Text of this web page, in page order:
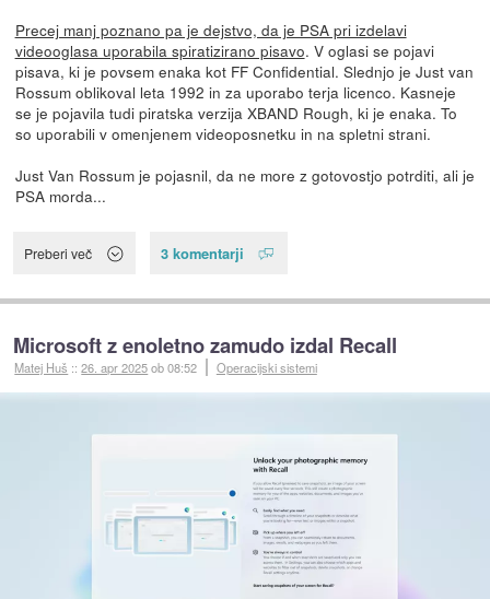
Precej manj poznano pa je dejstvo, da je PSA pri izdelavi
videooglasa uporabila spiratizirano pisavo. V oglasi se pojavi
pisava, ki je povsem enaka kot FF Confidential. Slednjo je Just van
Rossum oblikoval leta 1992 in za uporabo terja licenco. Kasneje
se je pojavila tudi piratska verzija XBAND Rough, ki je enaka. To
so uporabili v omenjenem videoposnetku in na spletni strani.
Just Van Rossum je pojasnil, da ne more z gotovostjo potrditi, ali je
PSA morda...
Preberi več 3 komentarji
Microsoft z enoletno zamudo izdal Recall
Matej Huš ::26. apr 2025ob 08:52 Operacijski sistemi